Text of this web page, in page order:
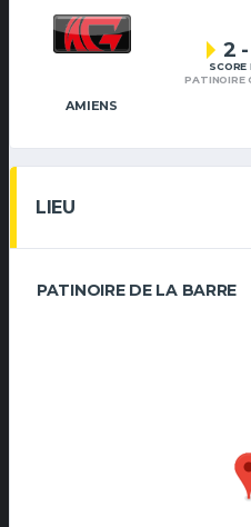
AMIENS
2 -
SCORE
PATINOIRE
LIEU
PATINOIRE DE LA BARRE